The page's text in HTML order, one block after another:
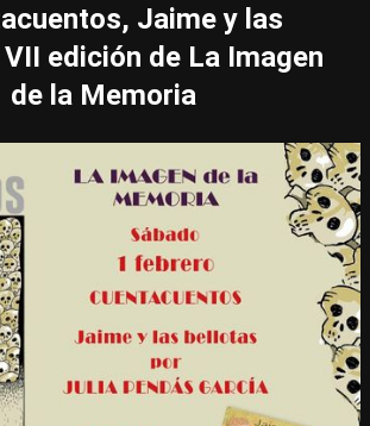
Jaime y las
edición de La Imagen
de la Memoria